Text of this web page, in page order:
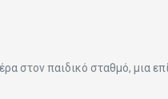
στον παιδικό σταθμό, μια